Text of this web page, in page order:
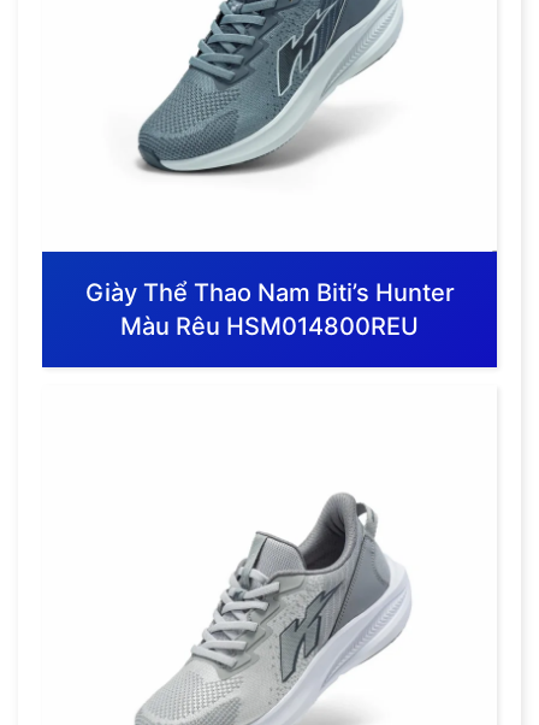
Giày Thể Thao Nam Biti’s Hunter
Màu Rêu HSM014800REU